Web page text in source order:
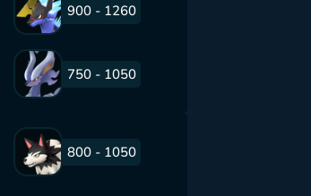
900 - 1260
750 - 1050
800 - 1050